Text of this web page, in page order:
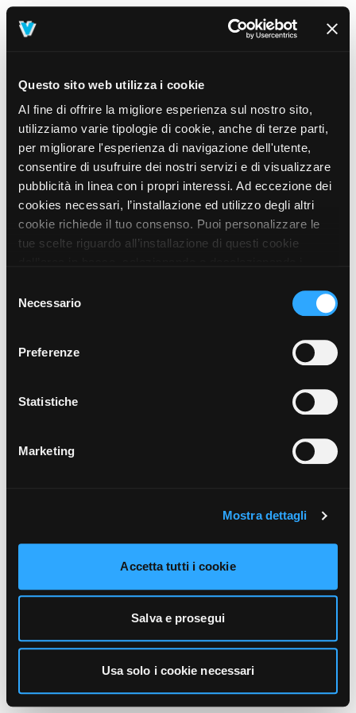
Questo sito web utilizza i cookie
Al fine di offrire la migliore esperienza sul nostro sito,
utilizziamo varie tipologie di cookie, anche di terze parti,
per migliorare l'esperienza di navigazione dell'utente,
consentire di usufruire dei nostri servizi e di visualizzare
pubblicità in linea con i propri interessi. Ad eccezione dei
cookies necessari, l’installazione ed utilizzo degli altri
cookie richiede il tuo consenso. Puoi personalizzare le
tue scelte riguardo all’installazione di questi cookie
prosegui” o decidere di accettare tutti i cookie, cliccando
sul pulsante “Accetta tutti i cookie”. Cliccando sul tasto
unicamente i cookie necessari alla navigazione. Per
funzionamento, puoi prendere visione dell’informativa
cliccando qui.
delNecessario
Preferenze
Statistiche
Marketing
Mostra dettagli
Accetta tutti i cookie
Salva e prosegui
Usa solo i cookie necessari
404